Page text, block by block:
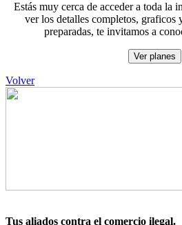
Estás muy cerca de acceder a toda la
ver los detalles completos, graficos
preparadas, te invitamos a
Ver planes
Volver
Tus aliados contra el comercio ilegal.